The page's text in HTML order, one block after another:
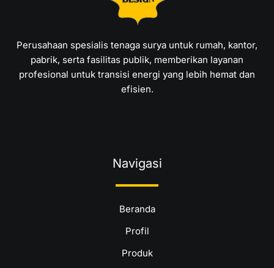
Perusahaan spesialis tenaga surya untuk rumah, kantor,
pabrik, serta fasilitas publik, memberikan layanan
profesional untuk transisi energi yang lebih hemat dan
efisien.
Navigasi
Beranda
Profil
Produk